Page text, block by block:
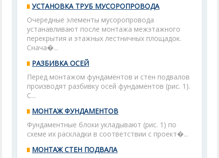
УСТАНОВКА ТРУБ МУСОРОПРОВОДА
Очередные элементы мусоропровода
устанавливают после монтажа межэтажного
перекрытия и этажных лестничных площадок.
Снача�...
РАЗБИВКА ОСЕЙ
Перед монтажом фундаментов и стен подвалов
производят разбивку осей фундаментов (рис. 1).
С...
МОНТАЖ ФУНДАМЕНТОВ
Фундаментные блоки укладывают (рис. 1) по
схеме их раскладки в соответствии с проект�...
МОНТАЖ СТЕН ПОДВАЛА